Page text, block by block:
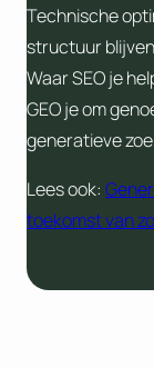
Technische
structuur
Waar SEO je
GEO je om
generatieve
Lees ook:
toekomst van